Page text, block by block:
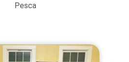
Pesca